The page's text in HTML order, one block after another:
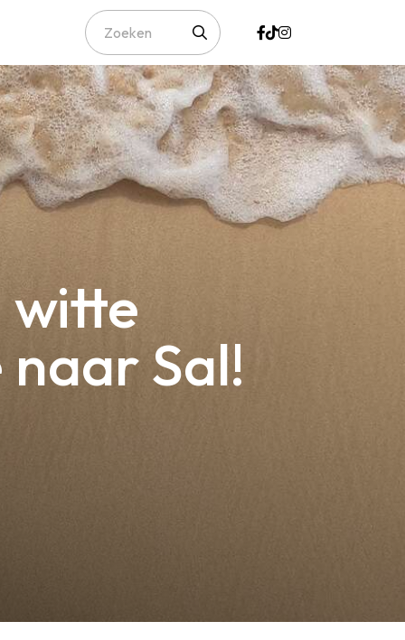
witte
Sal!